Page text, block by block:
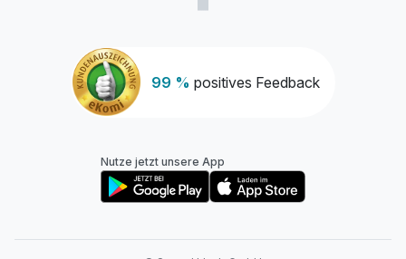
99 % positives Feedback
Nutze jetzt unsere App